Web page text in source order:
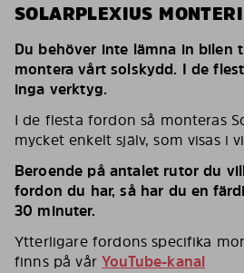
SOLARPLEXIUS
Du behöver inte lämna in bilen
montera vårt solskydd. I de
inga verktyg.
I de flesta fordon så monteras
mycket enkelt själv, som visas i
Beroende på antalet rutor du
fordon du har, så har du en
30 minuter.
Ytterligare fordons specifika
finns på vårYouTube-kanal